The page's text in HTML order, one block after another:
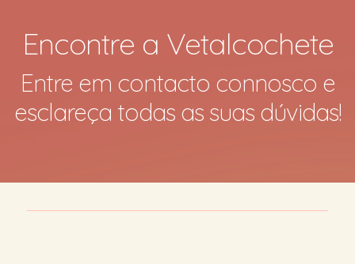
Encontre a Vetalcochete
Entre em contacto connosco e
esclareça todas as suas dúvidas!